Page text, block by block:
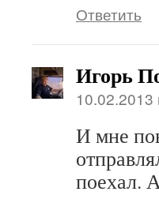
Ответить
Игорь
10.02.2013
И мне
поехал.